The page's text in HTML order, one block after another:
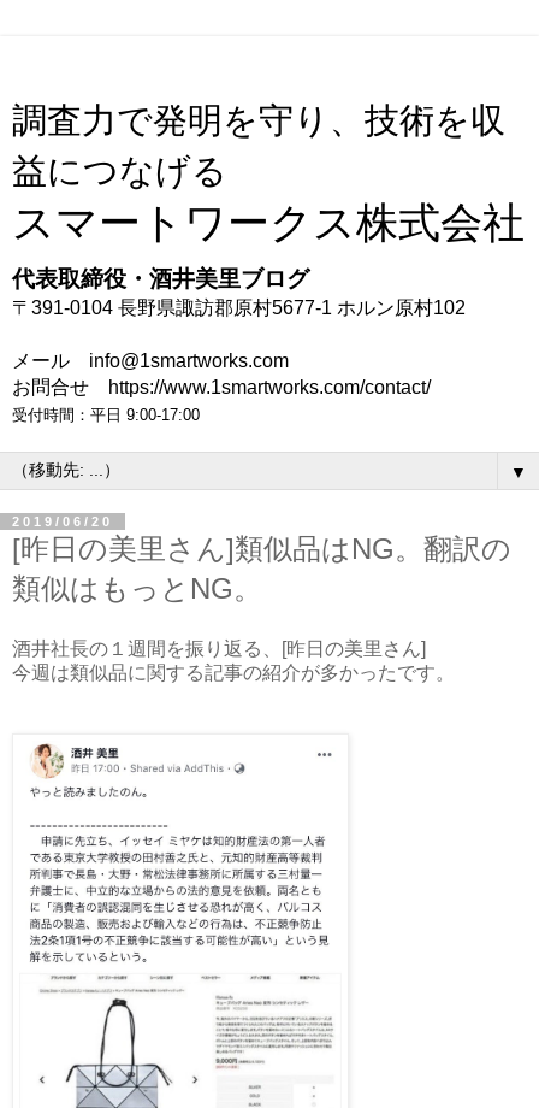
調査力で発明を守り、技術を収
益につなげる
スマートワークス株式会社
代表取締役・酒井美里ブログ
〒391-0104 長野県諏訪郡原村5677-1 ホルン原村102
メール info@1smartworks.com
お問合せ https://www.1smartworks.com/contact/
受付時間：平日 9:00-17:00
▼
2019/06/20
[昨日の美里さん]類似品はNG。翻訳の
類似はもっとNG。
酒井社長の１週間を振り返る、[昨日の美里さん]
今週は類似品に関する記事の紹介が多かったです。